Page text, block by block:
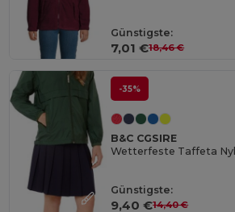
Günstigste:
7,01 €18,46 €
-35%
B&C CGSIRE
Günstigste:
9,40 €14,40 €